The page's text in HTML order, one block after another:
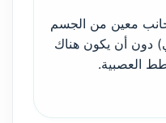
معين من الجسم
دون أن يكون هناك
العصبية.